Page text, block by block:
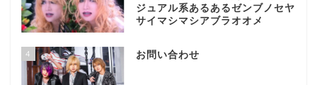
ジュアル系あるあるゼンブノセヤ
サイマシマシアブラオオメ
4 お問い合わせ